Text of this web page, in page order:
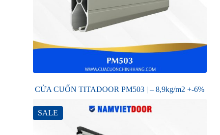
CỬA CUỐN TITADOOR PM503 | – 8,9kg/m2 +-6%
SALE